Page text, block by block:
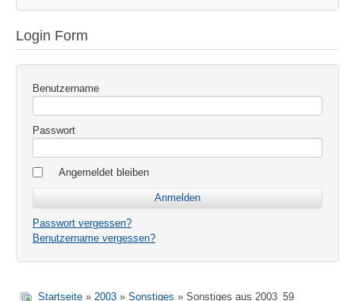
Login Form
Benutzername
Passwort
Angemeldet bleiben
Passwort vergessen?
Benutzername vergessen?
Startseite » 2003 » Sonstiges » Sonstiges aus 2003_59